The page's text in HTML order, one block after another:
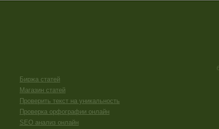
Биржа статей
Магазин статей
Проверить текст на уникальность
Проверка орфографии онлайн
SEO анализ онлайн